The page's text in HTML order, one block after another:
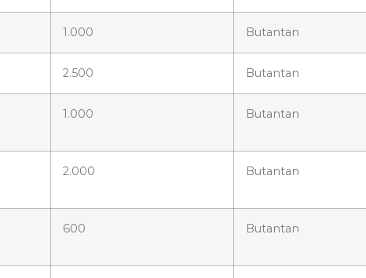
1.000 Butantan
2.500 Butantan
1.000 Butantan
2.000 Butantan
600 Butantan